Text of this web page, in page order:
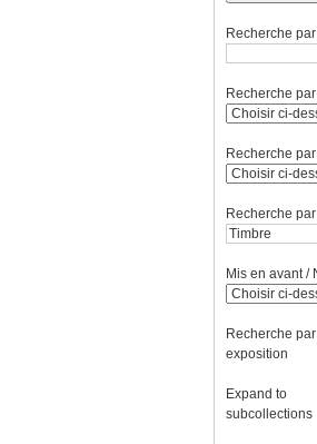
Recherche
Recherche
Recherche
Recherche
Mis en avant /
Recherche par
exposition
Expand to
subcollections